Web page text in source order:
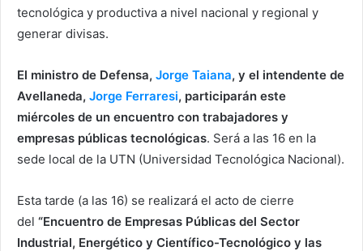
tecnológica y productiva a nivel nacional y regional y
generar divisas.
El ministro de Defensa, Jorge Taiana, y el intendente de
Avellaneda, Jorge Ferraresi, participarán este
miércoles de un encuentro con trabajadores y
empresas públicas tecnológicas. Será a las 16 en la
sede local de la UTN (Universidad Tecnológica Nacional).
Esta tarde (a las 16) se realizará el acto de cierre
del “Encuentro de Empresas Públicas del Sector
Industrial, Energético y Científico-Tecnológico y las